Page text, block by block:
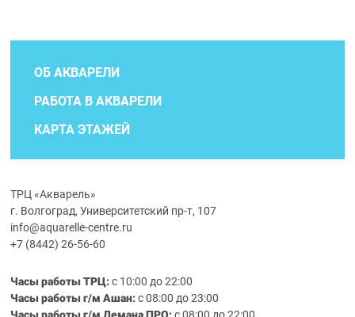
ОБ АКВАРЕЛИ
РАБОТА В АКВАРЕЛИ
КАРТА ЭТАЖЕЙ
ТРЦ «Акварель»
г. Волгоград, Университетский пр-т, 107
info@aquarelle-centre.ru
+7 (8442) 26-56-60
Часы работы ТРЦ:с 10:00 до 22:00
Часы работы г/м Ашан:с 08:00 до 23:00
Часы работыг/м Лемана ПРО:с 08:00 до 22:00